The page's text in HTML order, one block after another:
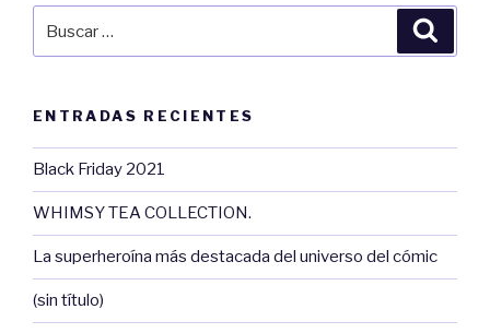
ENTRADAS RECIENTES
Black Friday 2021
WHIMSY TEA COLLECTION.
La superheroína más destacada del universo del cómic
(sin título)